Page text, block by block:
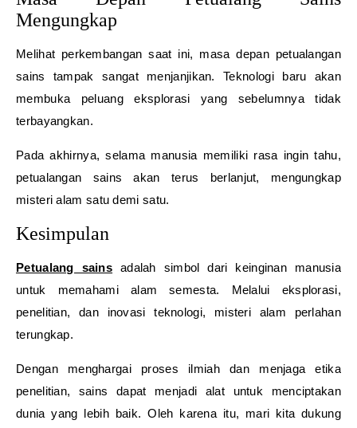
Mengungkap
Melihat perkembangan saat ini, masa depan petualangan
sains tampak sangat menjanjikan. Teknologi baru akan
membuka peluang eksplorasi yang sebelumnya tidak
terbayangkan.
Pada akhirnya, selama manusia memiliki rasa ingin tahu,
petualangan sains akan terus berlanjut, mengungkap
misteri alam satu demi satu.
Kesimpulan
Petualang sains adalah simbol dari keinginan manusia
untuk memahami alam semesta. Melalui eksplorasi,
penelitian, dan inovasi teknologi, misteri alam perlahan
terungkap.
Dengan menghargai proses ilmiah dan menjaga etika
penelitian, sains dapat menjadi alat untuk menciptakan
dunia yang lebih baik. Oleh karena itu, mari kita dukung